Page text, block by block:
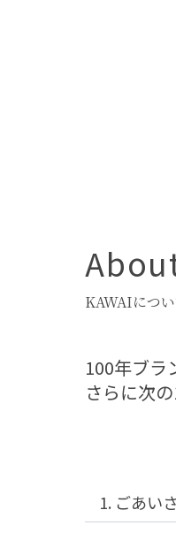
KAWAIにつ
100年ブラ
さらに次
1. ごあい